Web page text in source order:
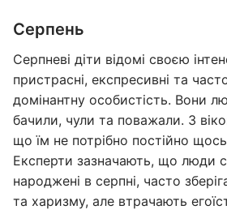
Серпень
Серпневі діти відомі своєю
пристрасні, експресивні та
домінантну особистість. Вони
бачили, чули та поважали. З
що їм не потрібно постійно
Експерти зазначають, що люди
народжені в серпні, часто
та харизму, але втрачають